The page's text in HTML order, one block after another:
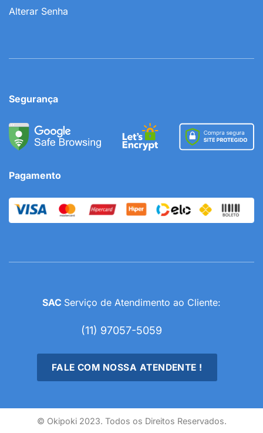
Alterar Senha
Segurança
Pagamento
SAC Serviço de Atendimento ao Cliente:
(11) 97057-5059
FALE COM NOSSA ATENDENTE !
© Okipoki 2023. Todos os Direitos Reservados.